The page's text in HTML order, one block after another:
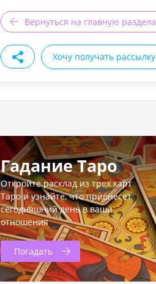
Вернуться на главную раздела
Хочу получать рассылку
Гадание Таро
Откройте расклад из трех карт
Таро и узнайте, что привнесет
сегодняшний день в ваши
отношения
Погадать